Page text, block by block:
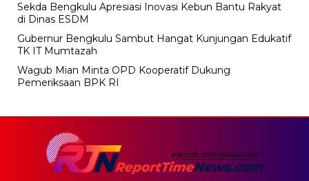
Sekda Bengkulu Apresiasi Inovasi Kebun Bantu Rakyat
di Dinas ESDM
Gubernur Bengkulu Sambut Hangat Kunjungan Edukatif
TK IT Mumtazah
Wagub Mian Minta OPD Kooperatif Dukung
Pemeriksaan BPK RI